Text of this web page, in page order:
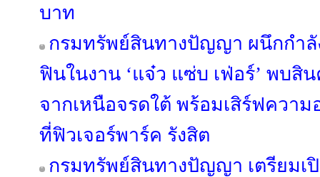
บาท
กรมทรัพย์สินทางปัญญา ผนึกกำลั
ฟินในงาน ‘แจ๋ว แซ่บ เฟ่อร์’ พบสิ
จากเหนือจรดใต้ พร้อมเสิร์ฟควา
ที่ฟิวเจอร์พาร์ค รังสิต
กรมทรัพย์สินทางปัญญา เตรียมเปิ